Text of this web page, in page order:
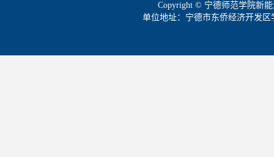
Copyright © 宁德师范学院新
单位地址：宁德市东侨经济开发